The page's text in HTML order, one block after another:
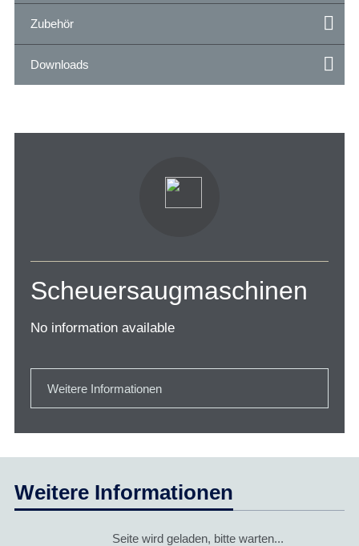
Zubehör
Downloads
Scheuersaugmaschinen
No information available
Weitere Informationen
Weitere Informationen
Seite wird geladen, bitte warten...